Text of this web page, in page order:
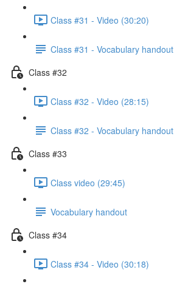
Class #31 - Video (30:20)
Class #31 - Vocabulary handout
Class #32
Class #32 - Video (28:15)
Class #32 - Vocabulary handout
Class #33
Class video (29:45)
Vocabulary handout
Class #34
Class #34 - Video (30:18)